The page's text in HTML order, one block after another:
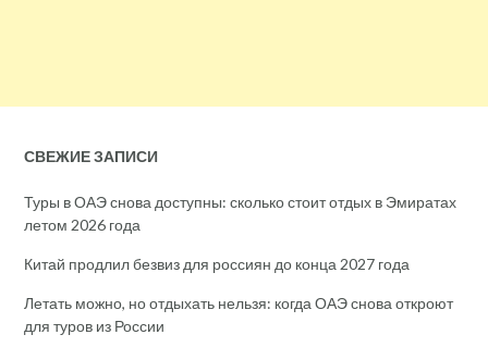
СВЕЖИЕ ЗАПИСИ
Туры в ОАЭ снова доступны: сколько стоит отдых в Эмиратах
летом 2026 года
Китай продлил безвиз для россиян до конца 2027 года
Летать можно, но отдыхать нельзя: когда ОАЭ снова откроют
для туров из России